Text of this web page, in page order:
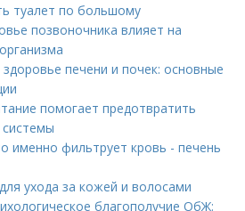
туалет по большому
позвоночника влияет на
печени и почек: основные
помогает предотвратить
именно фильтрует кровь - печень
ухода за кожей и волосами
благополучие ОбЖ: